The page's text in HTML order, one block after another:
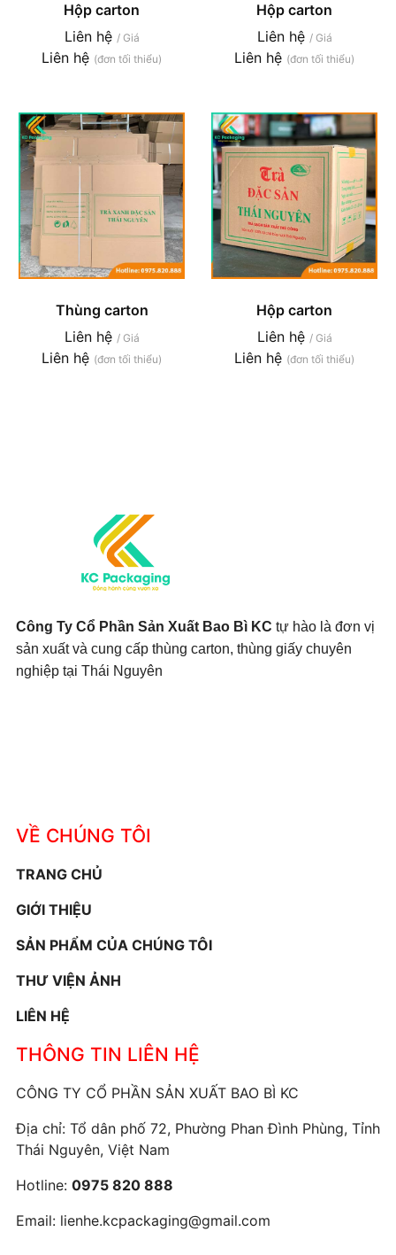
Hộp carton
Liên hệ / Giá
Liên hệ (đơn tối thiểu)
Hộp carton
Liên hệ / Giá
Liên hệ (đơn tối thiểu)
Thùng carton
Liên hệ / Giá
Liên hệ (đơn tối thiểu)
Hộp carton
Liên hệ / Giá
Liên hệ (đơn tối thiểu)
Công Ty Cổ Phần Sản Xuất Bao Bì KC tự hào là đơn vị
sản xuất và cung cấp thùng carton, thùng giấy chuyên
nghiệp tại Thái Nguyên
VỀ CHÚNG TÔI
TRANG CHỦ
GIỚI THIỆU
SẢN PHẨM CỦA CHÚNG TÔI
THƯ VIỆN ẢNH
LIÊN HỆ
THÔNG TIN LIÊN HỆ
CÔNG TY CỔ PHẦN SẢN XUẤT BAO BÌ KC
Địa chỉ: Tổ dân phố 72, Phường Phan Đình Phùng, Tỉnh
Thái Nguyên, Việt Nam
Hotline: 0975 820 888
Email: lienhe.kcpackaging@gmail.com